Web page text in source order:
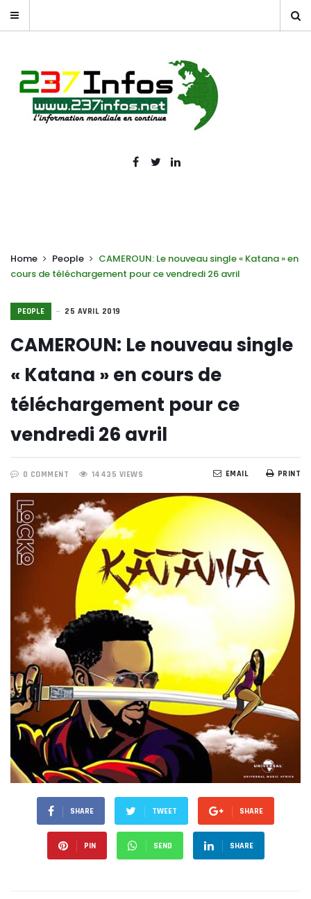
Home People
CAMEROUN: Le nouveau single « Katana » en
cours de téléchargement pour ce vendredi 26 avril
PEOPLE 25 AVRIL 2019
CAMEROUN: Le nouveau single
« Katana » en cours de
téléchargement pour ce
vendredi 26 avril
0 COMMENT 14435 VIEWS PRINT
EMAIL
SHARE TWEET SHARE
PIN SEND SHARE